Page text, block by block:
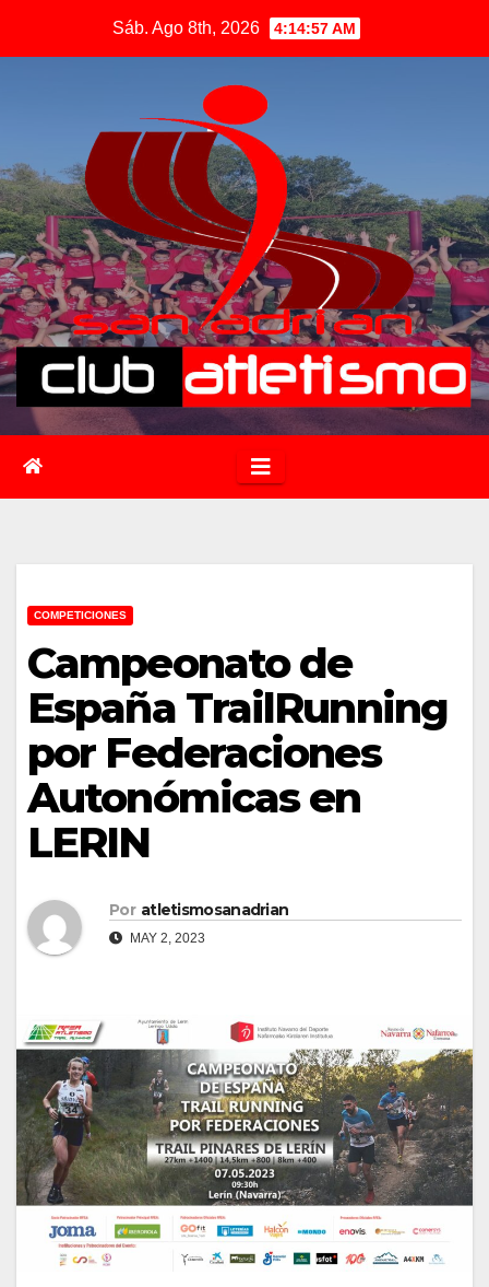
Sáb. Ago 8th, 2026 4:14:58 AM
COMPETICIONES
Campeonato de
España TrailRunning
por Federaciones
Autonómicas en
LERIN
Por atletismosanadrian
MAY 2, 2023